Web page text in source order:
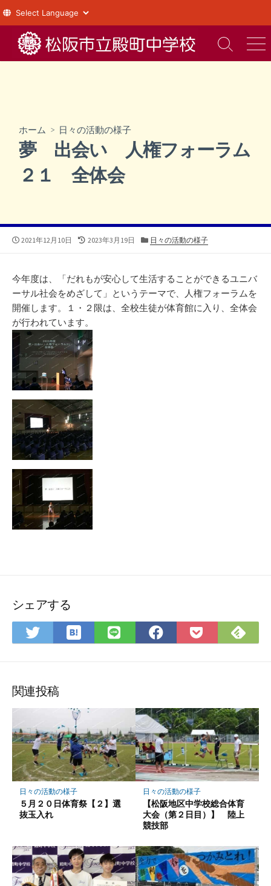
テ
検
索
メ
ニ
ホーム > 日々の活動の様子
夢 出会い 人権フォーラム
２１ 全体会
公
2021年12月10日
最
新
日
2023年3月19日
カ
リ
ー
日々の活動の様子
今年度は、「だれもが安心して生活することができるユニバ
ーサル社会をめざして」というテーマで、人権フォーラムを
開催します。１・２限は、全校生徒が体育館に入り、全体会
が行われています。
シェアする
Twitter
で
ア
は
て
ク
マ
ー
ク
に
保
LINE
で
Facebook
で
Pocket
に
で
関連投稿
日々の活動の様子
５月２０日体育祭【２】選
抜玉入れ
日々の活動の様子
【松阪地区中学校総合体育
大会（第２日目）】 陸上
競技部